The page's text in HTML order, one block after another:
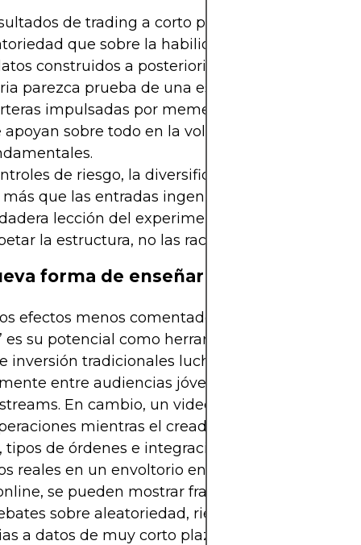
de trading a corto plazo suelen decir
que sobre la habilidad real de quien
construidos a posteriori pueden hacer que
parezca prueba de una estrategia sólida.
impulsadas por memes y un bot dirigido
apoyan sobre todo en la volatilidad y la
de riesgo, la diversificación y el horizonte
que las entradas ingeniosas a largo plazo.
lección del experimento “Michael Reeves
la estructura, no las rachas.
forma de enseñar el riesgo
efectos menos comentados de la saga
es su potencial como herramienta educativa.
inversión tradicionales luchan por mantener la
entre audiencias jóvenes acostumbradas
En cambio, un video caótico donde un
mientras el creador habla de tamaño
tipos de órdenes e integración con brokers cuela
reales en un envoltorio entretenido. En una
se pueden mostrar fragmentos del
sobre aleatoriedad, riesgo y los peligros
a datos de muy corto plazo.